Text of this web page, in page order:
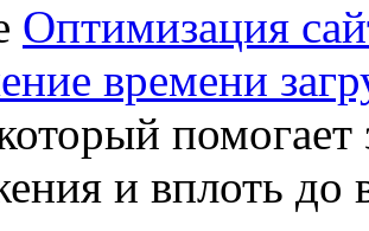
Оптимизация
времени
помогает
и вплоть до